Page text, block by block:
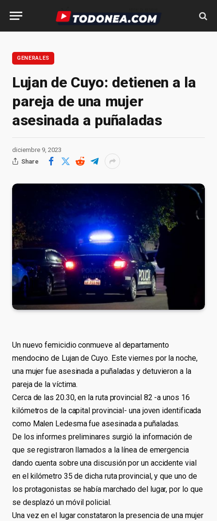
GENERALES
Lujan de Cuyo: detienen a la
pareja de una mujer
asesinada a puñaladas
diciembre 9, 2023
Share
Un nuevo femicidio conmueve al departamento
mendocino de Lujan de Cuyo. Este viernes por la noche,
una mujer fue asesinada a puñaladas y detuvieron a la
pareja de la víctima.
Cerca de las 20.30, en la ruta provincial 82 -a unos 16
kilómetros de la capital provincial- una joven identificada
como Malen Ledesma fue asesinada a puñaladas.
De los informes preliminares surgió la información de
que se registraron llamados a la línea de emergencia
dando cuenta sobre una discusión por un accidente vial
en el kilómetro 35 de dicha ruta provincial, y que uno de
los protagonistas se había marchado del lugar, por lo que
se desplazó un móvil policial.
Una vez en el lugar constataron la presencia de una mujer